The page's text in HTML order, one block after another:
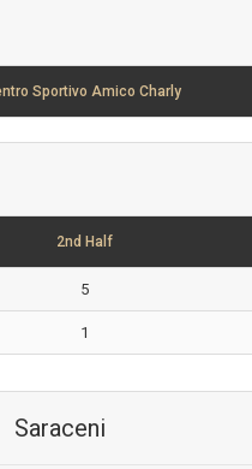
Sportivo Amico Charly
2nd Half
5
1
Saraceni